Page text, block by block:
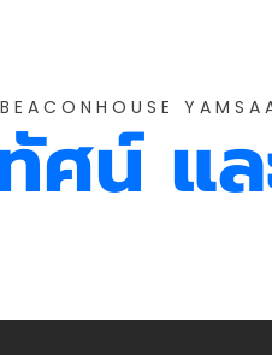
BEACONHOUSE
ศน์ แ